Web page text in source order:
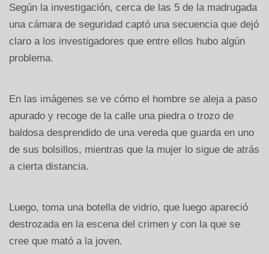
Según la investigación, cerca de las 5 de la madrugada
una cámara de seguridad captó una secuencia que dejó
claro a los investigadores que entre ellos hubo algún
problema.
En las imágenes se ve cómo el hombre se aleja a paso
apurado y recoge de la calle una piedra o trozo de
baldosa desprendido de una vereda que guarda en uno
de sus bolsillos, mientras que la mujer lo sigue de atrás
a cierta distancia.
Luego, toma una botella de vidrio, que luego apareció
destrozada en la escena del crimen y con la que se
cree que mató a la joven.